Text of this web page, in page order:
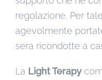
regolazione. Per
agevolmente
sera ricondotte a
La Light Terapy